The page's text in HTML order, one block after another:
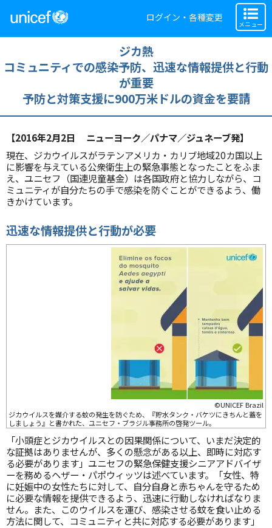
ログイン・各種変更
メニュー
ジカ熱
コミュニティでの感染予防、迅速な情報提供と行動
が重要
予防と対策支援に900万米ドルの資金を要請
【2016年2月2日 ニューヨーク／パナマ／ジュネーブ発】
現在、ジカウイルスがラテンアメリカ・カリブ地域20カ国以上
に影響を与えている公衆衛生上の緊急事態となったことをふま
え、ユニセフ（国連児童基金）は各国政府と協力しながら、コ
ミュニティが自分たちの手で感染を防ぐことができるよう、働
きかけています。
迅速な情報提供と行動が必要
©UNICEF Brazil
ジカウイルスを媒介する蚊の発生を防ぐため、『貯水タンク・バケツにきちんと蓋を
しましょう』と書かれた、ユニセフ・ブラジル事務所の啓発ツール。
「小頭症とジカウイルスとの因果関係について、いまだ決定的
な証拠はありませんが、多くの懸念がある以上、即時に対応す
る必要があります」ユニセフの緊急保健支援シニアアドバイザ
ーを務めるヘザー・パポウィッツは述べています。「女性、特
に妊娠中の女性たちに対して、自分自身と赤ちゃんを守るため
に必要な情報を提供できるよう、迅速に行動しなければなりま
せん。また、このウイルスを運び、感染させる蚊を食い止める
方法に関して、コミュニティと共に対応する必要があります」